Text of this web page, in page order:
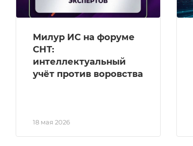
Милур ИС на форуме
СНТ:
интеллектуальный
учёт против воровства
18 мая 2026